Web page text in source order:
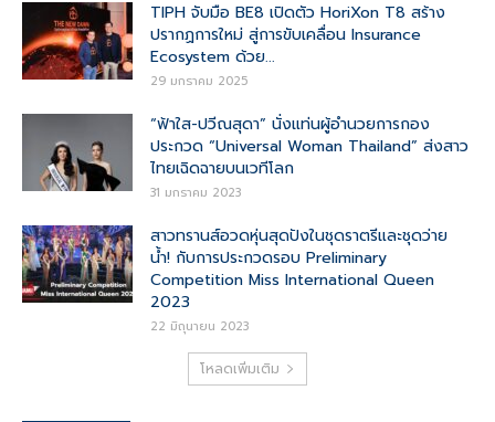
TIPH จับมือ BE8 เปิดตัว HoriXon T8 สร้าง
ปรากฏการใหม่ สู่การขับเคลื่อน Insurance
Ecosystem ด้วย...
29 มกราคม 2025
“ฟ้าใส-ปวีณสุดา” นั่งแท่นผู้อำนวยการกอง
ประกวด “Universal Woman Thailand” ส่งสาว
ไทยเฉิดฉายบนเวทีโลก
31 มกราคม 2023
สาวทรานส์อวดหุ่นสุดปังในชุดราตรีและชุดว่าย
น้ำ! กับการประกวดรอบ Preliminary
Competition Miss International Queen
2023
22 มิถุนายน 2023
โหลดเพิ่มเติม